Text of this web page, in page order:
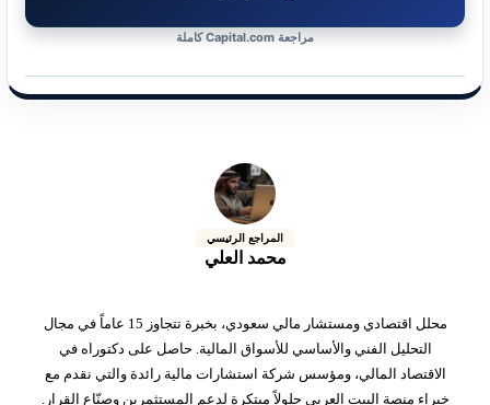
مراجعة Capital.com كاملة
المراجع الرئيسي
محمد العلي
محلل اقتصادي ومستشار مالي سعودي، بخبرة تتجاوز 15 عاماً في مجال
التحليل الفني والأساسي للأسواق المالية. حاصل على دكتوراه في
الاقتصاد المالي، ومؤسس شركة استشارات مالية رائدة والتي نقدم مع
خبراء منصة البيت العربي حلولاً مبتكرة لدعم المستثمرين وصنّاع القرار.